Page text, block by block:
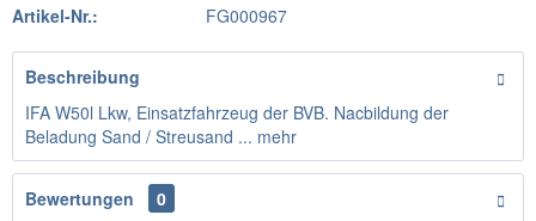
Artikel-Nr.: FG000967
Beschreibung
IFA W50l Lkw, Einsatzfahrzeug der BVB. Nacbildung der
Beladung Sand / Streusand ... mehr
Bewertungen
0